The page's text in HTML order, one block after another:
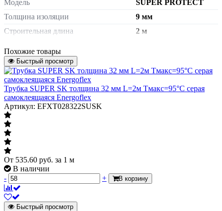
Модель
SUPER PROTECT
Толщина изоляции
9 мм
Строительная длина
2 м
Покрытие
Цвет
красный
Максимальная рабочая температура
+95°C
Масса нетто
Страна происхождения
Штрих-код на одну ТМЦ
Внутренний диаметр изоляции
Артикул
Похожие товары
Быстрый просмотр
Трубка SUPER SK толщина 32 мм L=2м Тмакс=95°C серая
самоклеящаяся Energoflex
Артикул: EFXT028322SUSK
От 535.60 руб. за 1 м
В наличии
-
+ В корзину
Быстрый просмотр